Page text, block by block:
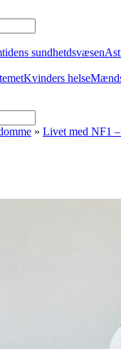
sundhetdsvæsen
Kvinders helse
» Livet med NF1